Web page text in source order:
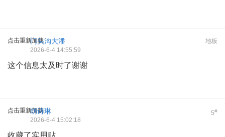
点击重新加载 地板
门头沟大潘
2026-6-4 14:55:59
这个信息太及时了谢谢
点击重新加载 5#
胡诗琳
2026-6-4 15:02:18
收藏了实用贴